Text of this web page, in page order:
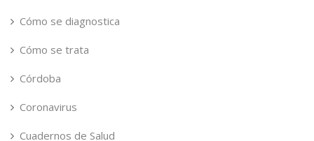
Cómo se diagnostica
Cómo se trata
Córdoba
Coronavirus
Cuadernos de Salud